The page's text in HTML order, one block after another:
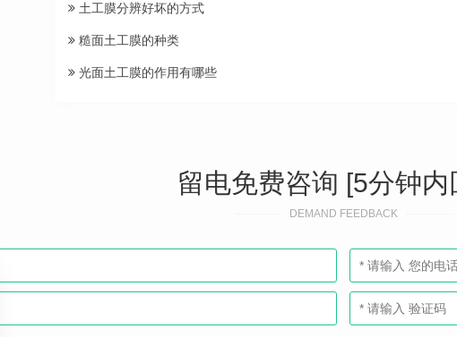
土工膜分辨好坏的方式
糙面土工膜的种类
光面土工膜的作用有哪些
留电免费咨询 [5分钟内
DEMAND FEEDBACK